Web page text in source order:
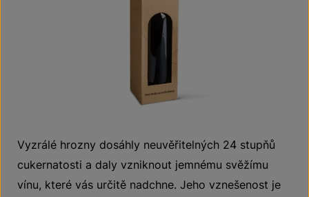
Vyzrálé hrozny dosáhly neuvěřitelných 24 stupňů
cukernatosti a daly vzniknout jemnému svěžímu
vínu, které vás určitě nadchne. Jeho vznešenost je